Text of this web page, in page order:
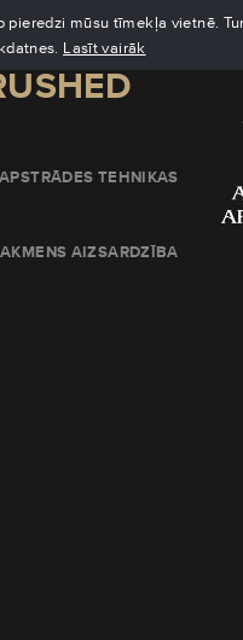
mūsu tīmekļa vietnē.
Lasīt vairāk
APSTRĀDES TEHNIKAS
AKMENS AIZSARDZĪBA